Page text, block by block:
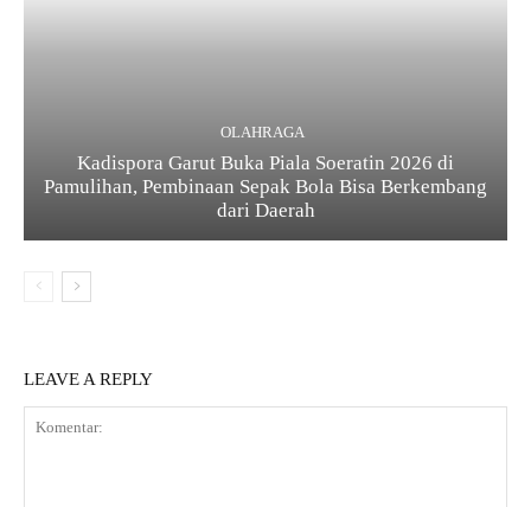
OLAHRAGA
Kadispora Garut Buka Piala Soeratin 2026 di
Pamulihan, Pembinaan Sepak Bola Bisa Berkembang
dari Daerah
LEAVE A REPLY